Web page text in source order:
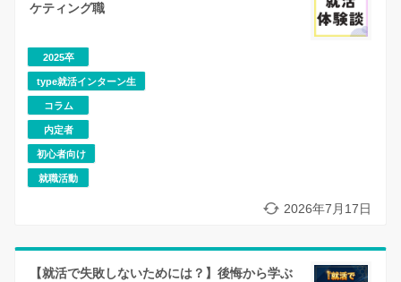
ケティング職
2025卒
type就活インターン生
コラム
内定者
初心者向け
就職活動
2026年7月17日
【就活で失敗しないためには？】後悔から学ぶ